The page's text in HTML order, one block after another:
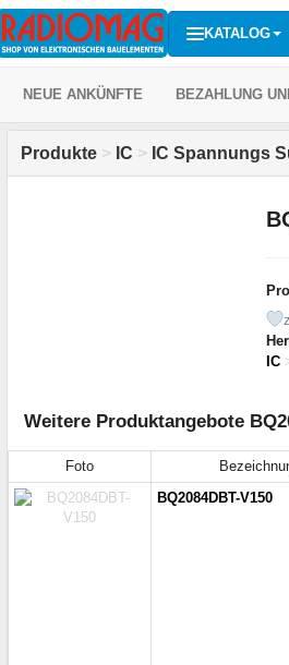
KATALOG
NEUE ANKÜNFTE BEZAHLUNG
Produkte > IC > IC Spannungs
IC
Weitere Produktangebote
Foto
BQ2084DBT-V150